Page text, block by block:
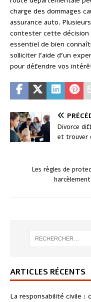
charge des dommages
assurance auto.
contester cette
essentiel de bien
solliciter l’aide d’un
pour défendre vos
Divorce
et trouver
Les règles de
ARTICLES RÉCENTS
La responsabilité civile :